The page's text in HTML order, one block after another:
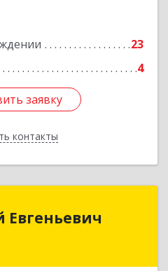
23
4
заявку
контакты
заявку
Евгеньевич
Евгеньевич